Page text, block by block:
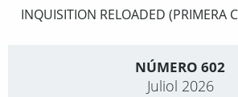
INQUISITION RELOADED (PRIMERA
NÚMERO 602
Juliol 2026